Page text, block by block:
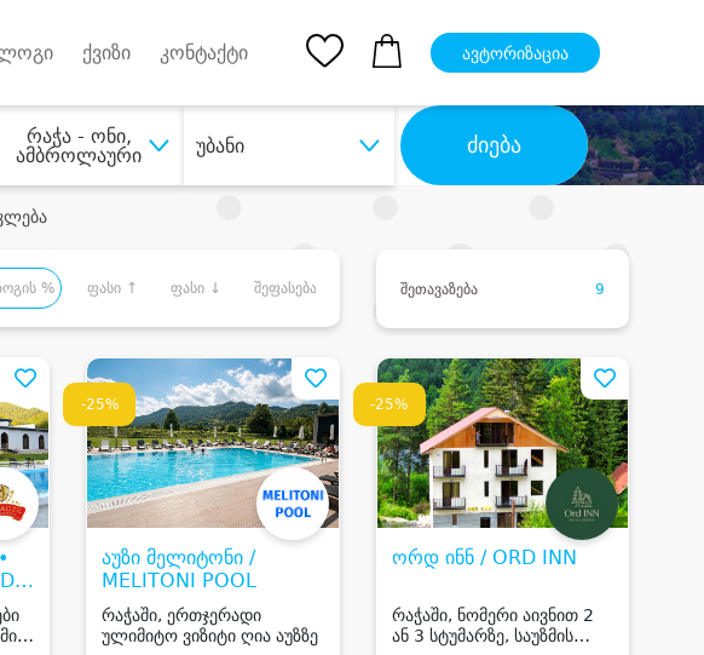
ქვიზი კონტაქტი ავტორიზაცია
რაჭა - ონი,
ამბროლაური
უბანი ძიება
% ფასი ↑ ფასი ↓ შეფასება შეთავაზება 9
-25%
აუზი მელიტონი /
MELITONI POOL
რაჭაში, ერთჯერადი
ულიმიტო ვიზიტი ღია აუზზე
-25%
ორდ ინნ / ORD INN
რაჭაში, ნომერი აივნით 2
ან 3 სტუმარზე, საუზმის